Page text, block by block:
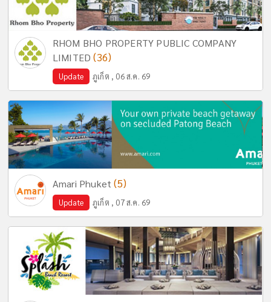
RHOM BHO PROPERTY PUBLIC COMPANY
LIMITED(36)
Update ภูเก็ต , 06 ส.ค. 69
Amari Phuket(5)
Update ภูเก็ต , 07 ส.ค. 69